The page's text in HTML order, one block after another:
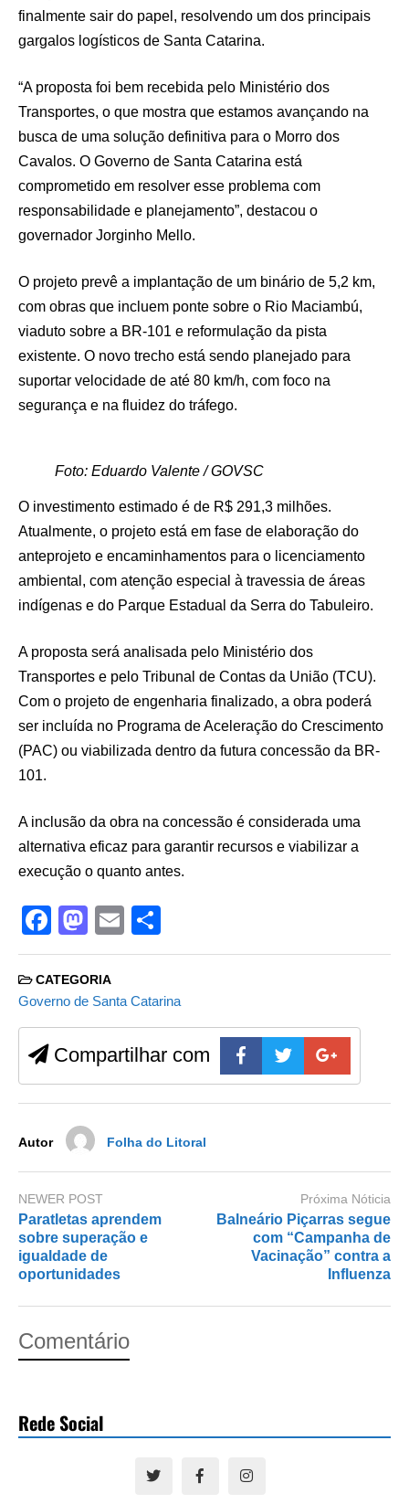
finalmente sair do papel, resolvendo um dos principais
gargalos logísticos de Santa Catarina.
“A proposta foi bem recebida pelo Ministério dos
Transportes, o que mostra que estamos avançando na
busca de uma solução definitiva para o Morro dos
Cavalos. O Governo de Santa Catarina está
comprometido em resolver esse problema com
responsabilidade e planejamento”, destacou o
governador Jorginho Mello.
O projeto prevê a implantação de um binário de 5,2 km,
com obras que incluem ponte sobre o Rio Maciambú,
viaduto sobre a BR-101 e reformulação da pista
existente. O novo trecho está sendo planejado para
suportar velocidade de até 80 km/h, com foco na
segurança e na fluidez do tráfego.
Foto: Eduardo Valente / GOVSC
O investimento estimado é de R$ 291,3 milhões.
Atualmente, o projeto está em fase de elaboração do
anteprojeto e encaminhamentos para o licenciamento
ambiental, com atenção especial à travessia de áreas
indígenas e do Parque Estadual da Serra do Tabuleiro.
A proposta será analisada pelo Ministério dos
Transportes e pelo Tribunal de Contas da União (TCU).
Com o projeto de engenharia finalizado, a obra poderá
ser incluída no Programa de Aceleração do Crescimento
(PAC) ou viabilizada dentro da futura concessão da BR-
101.
A inclusão da obra na concessão é considerada uma
alternativa eficaz para garantir recursos e viabilizar a
execução o quanto antes.
F
a
c
e
b
o
o
M
a
st
o
d
o
n
E
m h
e
CATEGORIA
Governo de Santa Catarina
Compartilhar com
Autor Folha do Litoral
NEWER POST
Paratletas aprendem
sobre superação e
igualdade de
oportunidades
Próxima Nóticia
Balneário Piçarras segue
com “Campanha de
Vacinação” contra a
Influenza
Comentário
Rede Social